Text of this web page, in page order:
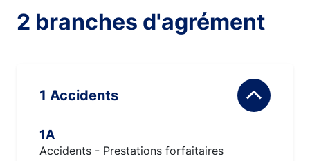
2 branches d'agrément
1 Accidents
1A
Accidents - Prestations forfaitaires